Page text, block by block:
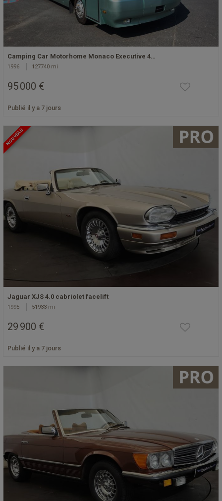
Camping Car Motorhome Monaco Executive 4…
1996 127740 mi
95 000 €
Publié il y a 7 jours
NOUVEAU
Jaguar XJS 4.0 cabriolet facelift
1995 51933 mi
29 900 €
Publié il y a 7 jours